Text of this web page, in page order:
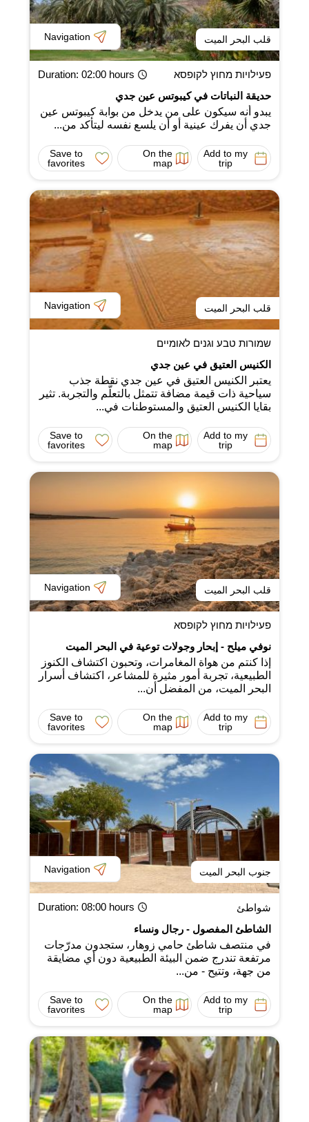
قلب البحر الميت Navigation
פעילויות מחוץ לקופסא Duration: 02:00 hours
حديقة النباتات في كيبوتس عين جدي
يبدو أنه سيكون على من يدخل من بوابة كيبوتس عين
جدي أن يفرك عينية أو أن يلسع نفسه ليتأكد من...
Add to my
trip
On the
map
Save to
favorites
قلب البحر الميت Navigation
שמורות טבע וגנים לאומיים
الكنيس العتيق في عين جدي
يعتبر الكنيس العتيق في عين جدي نقطة جذب
سياحية ذات قيمة مضافة تتمثل بالتعلّم والتجربة. تثير
بقايا الكنيس العتيق والمستوطنات في...
Add to my
trip
On the
map
Save to
favorites
قلب البحر الميت Navigation
פעילויות מחוץ לקופסא
نوفي ميلح - إبحار وجولات توعية في البحر الميت
إذا كنتم من هواة المغامرات، وتحبون اكتشاف الكنوز
الطبيعية، تجربة أمور مثيرة للمشاعر، اكتشاف أسرار
البحر الميت، من المفضل أن...
Add to my
trip
On the
map
Save to
favorites
جنوب البحر الميت Navigation
شواطئ Duration: 08:00 hours
الشاطئ المفصول - رجال ونساء
في منتصف شاطئ حامي زوهار، ستجدون مدرّجات
مرتفعة تندرج ضمن البيئة الطبيعية دون أي مضايقة
من جهة، وتتيح - من...
Add to my
trip
On the
map
Save to
favorites